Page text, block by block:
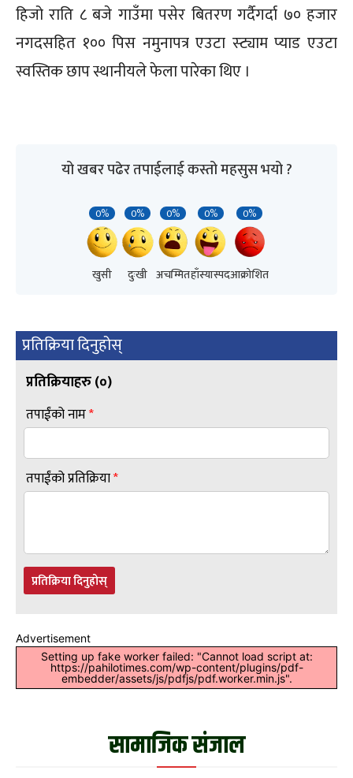
हिजो राति ८ बजे गाउँमा पसेर बितरण गर्दैगर्दा ७० हजार
नगदसहित १०० पिस नमुनापत्र एउटा स्ट्याम प्याड एउटा
स्वस्तिक छाप स्थानीयले फेला पारेका थिए ।
यो खबर पढेर तपाईलाई कस्तो महसुस भयो ?
0%
खुसी
0%
दुःखी
0%
अचम्मित
0%
हाँस्यास्पद
0%
आक्रोशित
प्रतिक्रिया दिनुहोस्
प्रतिक्रियाहरु (०)
तपाईंको नाम*
तपाईंको प्रतिक्रिया*
प्रतिक्रिया दिनुहोस्
Advertisement
Setting up fake worker failed: "Cannot load script at:
https://pahilotimes.com/wp-content/plugins/pdf-
embedder/assets/js/pdfjs/pdf.worker.min.js".
सामाजिक संजाल